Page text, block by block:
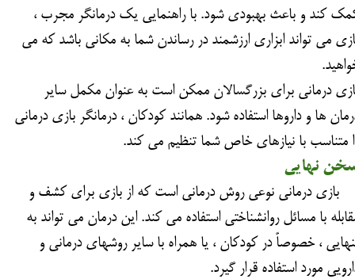
کند و باعث بهبودی شود. با راهنمایی یک درمانگر مجرب ،
می تواند ابزاری ارزشمند در رساندن شما به مکانی باشد که می
درمانی برای بزرگسالان ممکن است به عنوان مکمل سایر
ها و داروها استفاده شود. همانند کودکان ، درمانگر بازی درمانی
متناسب با نیازهای خاص شما تنظیم می کند.
نهایی
درمانی نوعی روش درمانی است که از بازی برای کشف و
با مسائل روانشناختی استفاده می کند. این درمان می تواند به
، خصوصاً در کودکان ، یا همراه با سایر روشهای درمانی و
مورد استفاده قرار گیرد.